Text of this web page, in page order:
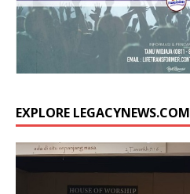
EXPLORE LEGACYNEWS.COM